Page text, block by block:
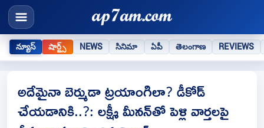
న్యూస్ షార్ట్స్ NEWS సినిమా ఏపీ తెలంగాణ REVIEWS
అదేమైనా బెర్ముడా ట్రయాంగిలా? డీకోడ్
చేయడానికి..?: లక్ష్మీ మీనన్‌తో పెళ్లి వార్తలపై